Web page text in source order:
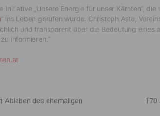
„Unsere Energie für unser Kärnten“, die
“ ins Leben gerufen wurde. Christoph Aste,
und transparent über die Bedeutung eines
informieren.“
Ableben des ehemaligen
170